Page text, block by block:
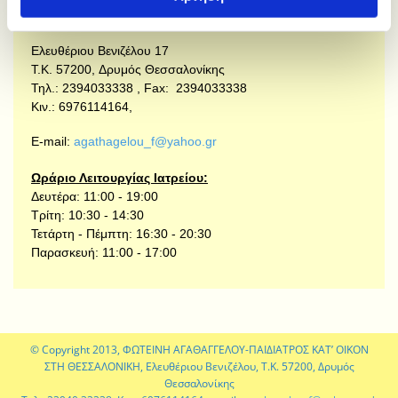
Ελευθέριου Βενιζέλου 17
Τ.Κ. 57200, Δρυμός Θεσσαλονίκης
Τηλ.: 2394033338 , Fax: 2394033338
Κιν.: 6976114164,
E-mail: agathagelou_f@yahoo.gr
Ωράριο Λειτουργίας Ιατρείου:
Δευτέρα: 11:00 - 19:00
Τρίτη: 10:30 - 14:30
Τετάρτη - Πέμπτη: 16:30 - 20:30
Παρασκευή: 11:00 - 17:00
© Copyright 2013, ΦΩΤΕΙΝΗ ΑΓΑΘΑΓΓΕΛΟΥ-ΠΑΙΔΙΑΤΡΟΣ ΚΑΤ’ ΟΙΚΟΝ
ΣΤΗ ΘΕΣΣΑΛΟΝΙΚΗ, Ελευθέριου Βενιζέλου, Τ.Κ. 57200, Δρυμός
Θεσσαλονίκης